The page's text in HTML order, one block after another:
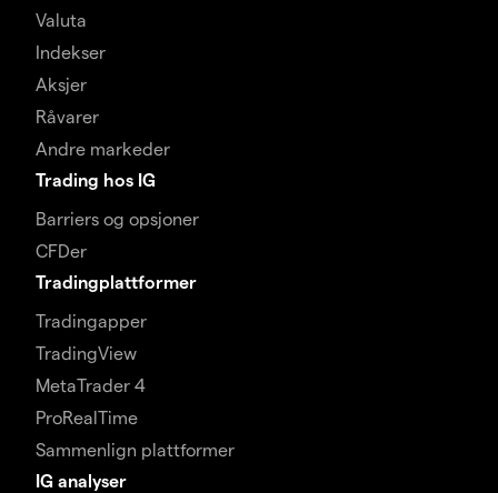
Valuta
Indekser
Aksjer
Råvarer
Andre markeder
Trading hos IG
Barriers og opsjoner
CFDer
Tradingplattformer
Tradingapper
TradingView
MetaTrader 4
ProRealTime
Sammenlign plattformer
IG analyser